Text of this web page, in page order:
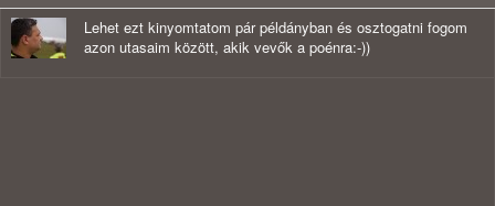
Lehet ezt kinyomtatom pár példányban és osztogatni fogom
azon utasaim között, akik vevők a poénra:-))